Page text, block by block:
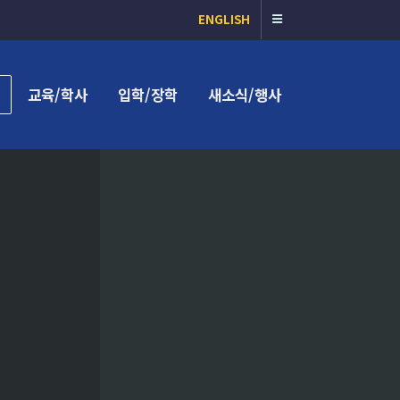
ENGLISH
교육/학사 입학/장학 새소식/행사